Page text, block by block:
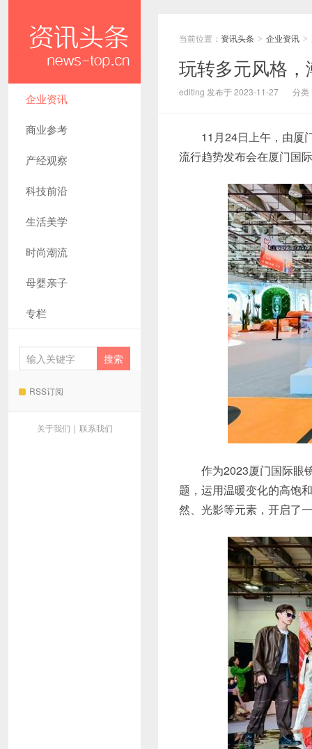
企业资讯
商业参考
产经观察
科技前沿
生活美学
时尚潮流
母婴亲子
专栏
RSS订阅
关于我们 | 联系我们
当前位置： 资讯头条 > 企业资讯 >
玩转多元风格
editing 发布于 2023-11-27 分类
11月24日上午，由厦
流行趋势发布会在厦门国
作为2023厦门国际眼
题，运用温暖变化的高饱
然、光影等元素，开启了